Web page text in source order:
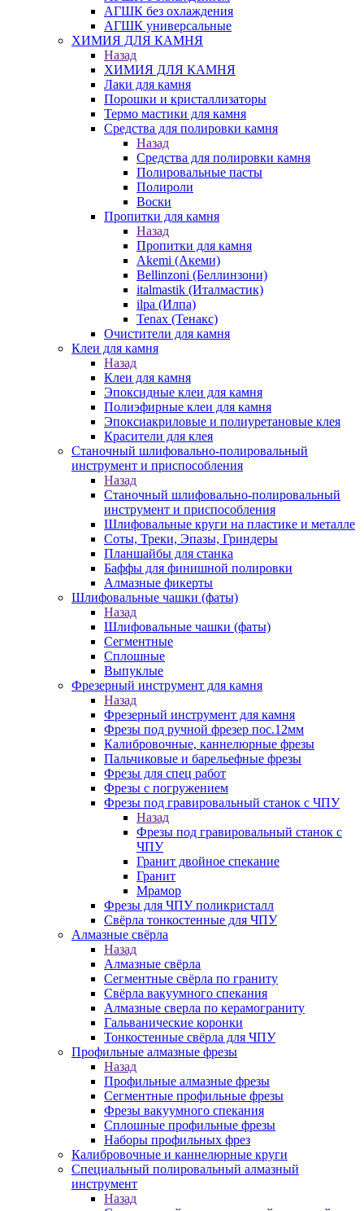
АГШК без охлаждения
АГШК универсальные
ХИМИЯ ДЛЯ КАМНЯ
Назад
ХИМИЯ ДЛЯ КАМНЯ
Лаки для камня
Порошки и кристаллизаторы
Термо мастики для камня
Средства для полировки камня
Назад
Средства для полировки камня
Полировальные пасты
Полироли
Воски
Пропитки для камня
Назад
Пропитки для камня
Akemi (Акеми)
Bellinzoni (Беллинзони)
italmastik (Италмастик)
ilpa (Илпа)
Tenax (Тенакс)
Очистители для камня
Клеи для камня
Назад
Клеи для камня
Эпоксидные клеи для камня
Полиэфирные клеи для камня
Эпоксиакриловые и полиуретановые клея
Красители для клея
Станочный шлифовально-полировальный
инструмент и приспособления
Назад
Станочный шлифовально-полировальный
инструмент и приспособления
Шлифовальные круги на пластике и металле
Соты, Треки, Эпазы, Гриндеры
Планшайбы для станка
Баффы для финишной полировки
Алмазные фикерты
Шлифовальные чашки (фаты)
Назад
Шлифовальные чашки (фаты)
Сегментные
Сплошные
Выпуклые
Фрезерный инструмент для камня
Назад
Фрезерный инструмент для камня
Фрезы под ручной фрезер пос.12мм
Калибровочные, каннелюрные фрезы
Пальчиковые и барельефные фрезы
Фрезы для спец работ
Фрезы с погружением
Фрезы под гравировальный станок с ЧПУ
Назад
Фрезы под гравировальный станок с
ЧПУ
Гранит двойное спекание
Гранит
Мрамор
Фрезы для ЧПУ поликристалл
Свёрла тонкостенные для ЧПУ
Алмазные свёрла
Назад
Алмазные свёрла
Сегментные свёрла по граниту
Свёрла вакуумного спекания
Алмазные сверла по керамограниту
Гальванические коронки
Тонкостенные свёрла для ЧПУ
Профильные алмазные фрезы
Назад
Профильные алмазные фрезы
Сегментные профильные фрезы
Фрезы вакуумного спекания
Сплошные профильные фрезы
Наборы профильных фрез
Калибровочные и каннелюрные круги
Специальный полировальный алмазный
инструмент
Назад